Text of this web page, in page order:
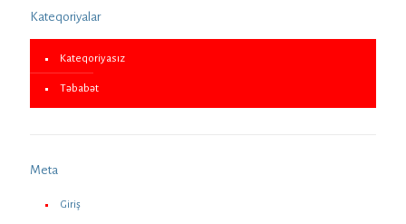
Kateqoriyalar
Kateqoriyasız
Təbabət
Meta
Giriş